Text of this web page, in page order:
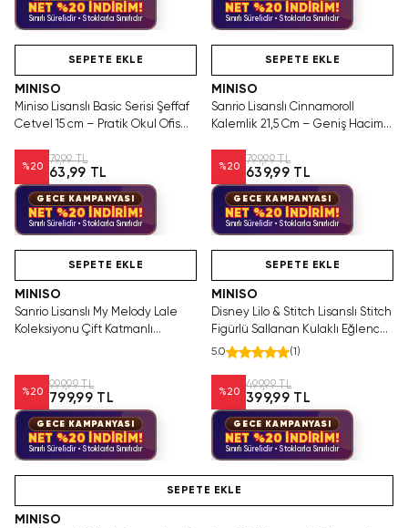
NET %20 İNDİRİM!
Sınırlı Sürelidir • Stoklarla Sınırlıdır
NET %20 İNDİRİM!
Sınırlı Sürelidir • Stoklarla Sınırlıdır
SEPETE EKLE
MINISO
Miniso Lisanslı Basic Serisi Şeffaf
Cetvel 15 cm – Pratik Okul Ofis
%20
79,99 TL
63,99 TL
GECE KAMPANYASI
NET %20 İNDİRİM!
Sınırlı Sürelidir • Stoklarla Sınırlıdır
SEPETE EKLE
MINISO
Sanrio Lisanslı Cinnamoroll
Kalemlik 21,5 Cm – Geniş Hacimli
%20
799,99 TL
639,99 TL
GECE KAMPANYASI
NET %20 İNDİRİM!
Sınırlı Sürelidir • Stoklarla Sınırlıdır
SEPETE EKLE
MINISO
Sanrio Lisanslı My Melody Lale
Koleksiyonu Çift Katmanlı
%20
999,99 TL
799,99 TL
GECE KAMPANYASI
NET %20 İNDİRİM!
Sınırlı Sürelidir • Stoklarla Sınırlıdır
SEPETE EKLE
MINISO
Disney Lilo & Stitch Lisanslı Stitch
Figürlü Sallanan Kulaklı Eğlenceli
Tükenmez Kalem
5.0 (1 )
%20
499,99 TL
399,99 TL
GECE KAMPANYASI
NET %20 İNDİRİM!
Sınırlı Sürelidir • Stoklarla Sınırlıdır
SEPETE EKLE
MINISO